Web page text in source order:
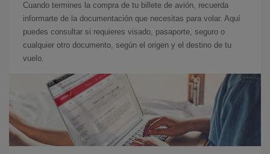
Cuando termines la compra de tu billete de avión, recuerda
informarte de la documentación que necesitas para volar. Aquí
puedes consultar si requieres visado, pasaporte, seguro o
cualquier otro documento, según el origen y el destino de tu
vuelo.